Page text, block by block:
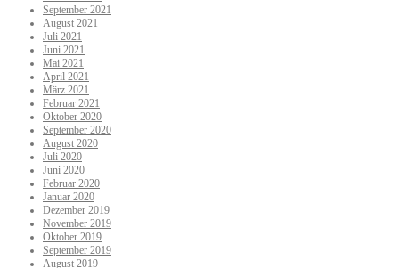
September 2021
August 2021
Juli 2021
Juni 2021
Mai 2021
April 2021
März 2021
Februar 2021
Oktober 2020
September 2020
August 2020
Juli 2020
Juni 2020
Februar 2020
Januar 2020
Dezember 2019
November 2019
Oktober 2019
September 2019
August 2019